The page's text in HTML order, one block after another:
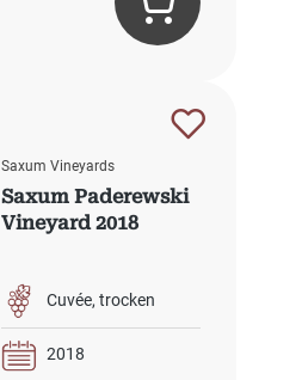
Saxum Vineyards
Saxum Paderewski
Vineyard 2018
Cuvée trocken
2018